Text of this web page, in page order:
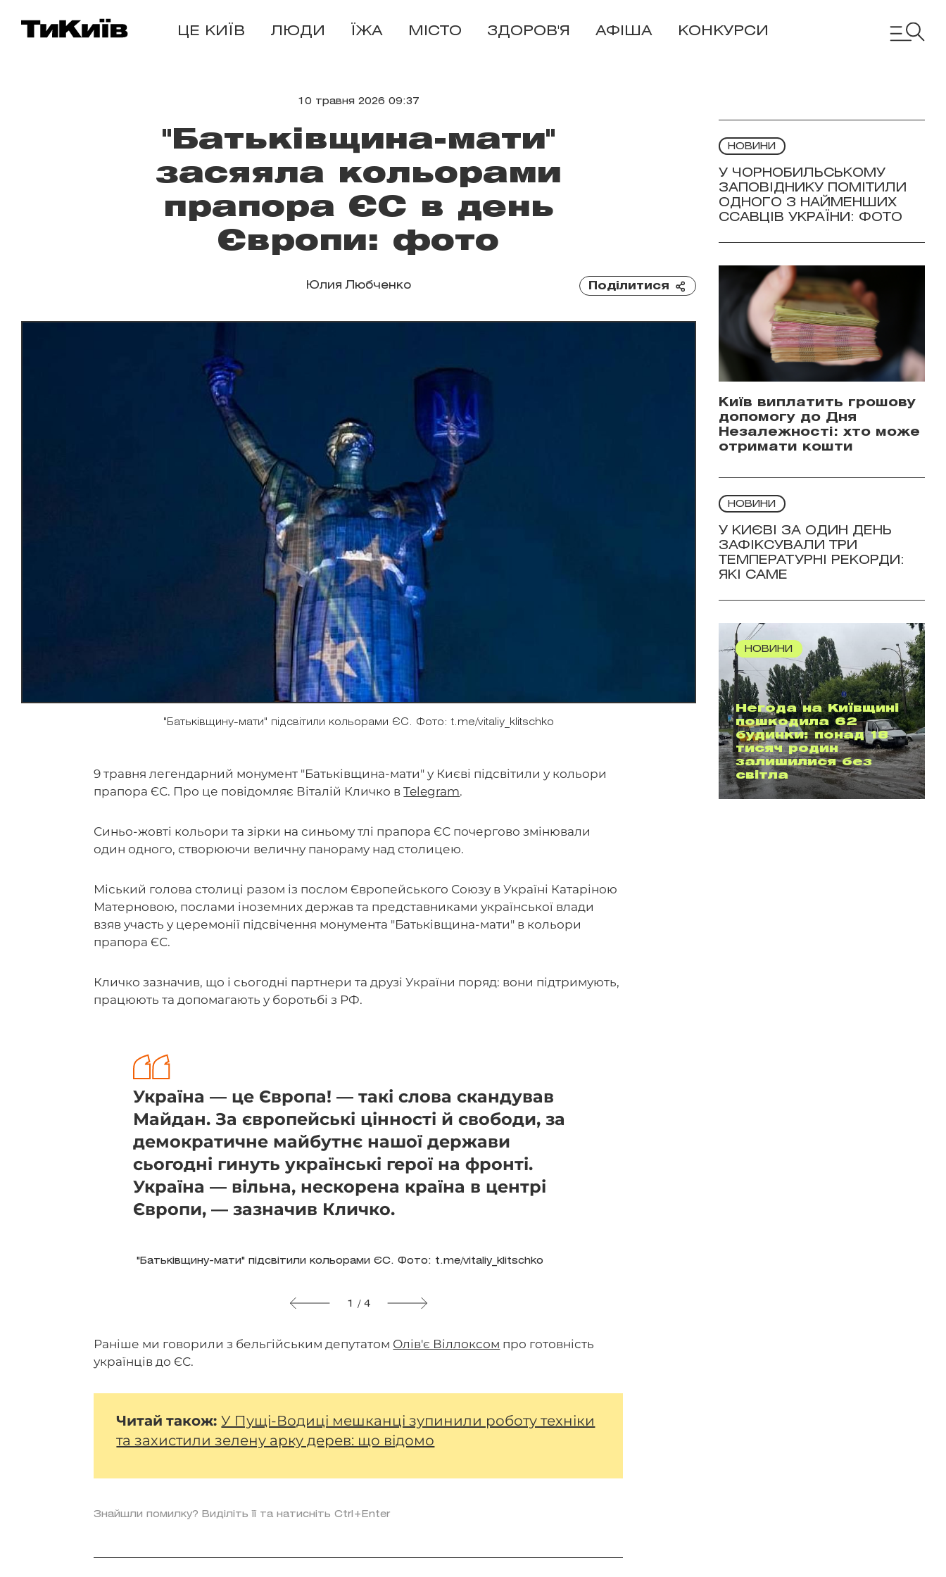
ЦЕ КИЇВ ЛЮДИ ЇЖА МІСТО ЗДОРОВ'Я АФІША КОНКУРСИ
10 травня 2026 09:37
"Батьківщина-мати"
засяяла кольорами
прапора ЄС в день
Європи: фото
Юлия Любченко Поділитися
"Батьківщину-мати" підсвітили кольорами ЄС. Фото: t.me/vitaliy_klitschko
9 травня легендарний монумент "Батьківщина-мати" у Києві підсвітили у кольори
прапора ЄС. Про це повідомляє Віталій Кличко вTelegram.
Синьо-жовті кольори та зірки на синьому тлі прапора ЄС почергово змінювали
один одного, створюючи величну панораму над столицею.
Міський голова столиці разом із послом Європейського Союзу в Україні Катаріною
Матерновою, послами іноземних держав та представниками української влади
взяв участь у церемонії підсвічення монумента "Батьківщина-мати" в кольори
прапора ЄС.
Кличко зазначив, що і сьогодні партнери та друзі України поряд: вони підтримують,
працюють та допомагають у боротьбі з РФ.
Україна — це Європа! — такі слова скандував
Майдан. За європейські цінності й свободи, за
демократичне майбутнє нашої держави
сьогодні гинуть українські герої на фронті.
Україна — вільна, нескорена країна в центрі
Європи, — зазначив Кличко.
"Батьківщину-мати" підсвітили кольорами ЄС. Фото: t.me/vitaliy_klitschko
1 / 4
Раніше ми говорили з бельгійським депутатом Олів'є Віллоксом про готовність
українців до ЄС.
Читай також:У Пущі-Водиці мешканці зупинили роботу техніки
та захистили зелену арку дерев: що відомо
Знайшли помилку? Виділіть її та натисніть Ctrl+Enter
НОВИНИ
У ЧОРНОБИЛЬСЬКОМУ
ЗАПОВІДНИКУ ПОМІТИЛИ
ОДНОГО З НАЙМЕНШИХ
ССАВЦІВ УКРАЇНИ: ФОТО
Київ виплатить грошову
допомогу до Дня
Незалежності: хто може
отримати кошти
НОВИНИ
У КИЄВІ ЗА ОДИН ДЕНЬ
ЗАФІКСУВАЛИ ТРИ
ТЕМПЕРАТУРНІ РЕКОРДИ:
ЯКІ САМЕ
НОВИНИ
Негода на Київщині
пошкодила 62
будинки: понад 18
тисяч родин
залишилися без
світла